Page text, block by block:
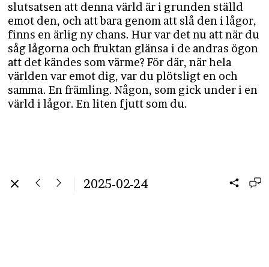
slutsatsen att denna värld är i grunden ställd
emot den, och att bara genom att slå den i lågor,
finns en ärlig ny chans. Hur var det nu att när du
såg lågorna och fruktan glänsa i de andras ögon
att det kändes som värme? För där, när hela
världen var emot dig, var du plötsligt en och
samma. En främling. Någon, som gick under i en
värld i lågor. En liten fjutt som du.
2025-02-24